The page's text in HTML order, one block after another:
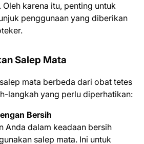
karena itu, penting untuk
penggunaan yang diberikan
Salep Mata
mata berbeda dari obat tetes
langkah yang perlu diperhatikan:
Bersih
Anda dalam keadaan bersih
salep mata. Ini untuk